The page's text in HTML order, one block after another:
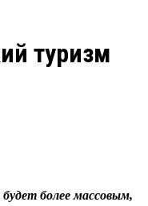
туризм
более массовым,